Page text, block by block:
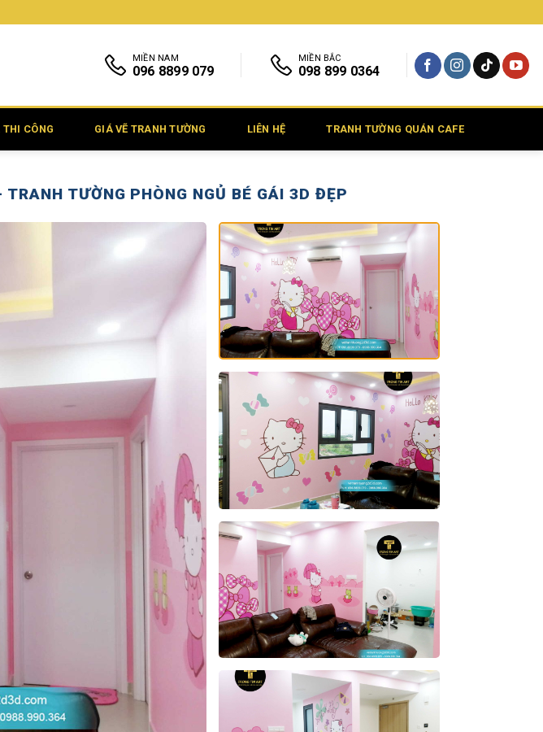
MIỀN NAM
096 8899 079
MIỀN BẮC
098 899 0364
CÔNG GIÁ VẼ TRANH TƯỜNG LIÊN HỆ TRANH TƯỜNG QUÁN CAFE
TƯỜNG PHÒNG NGỦ BÉ GÁI 3D ĐẸP